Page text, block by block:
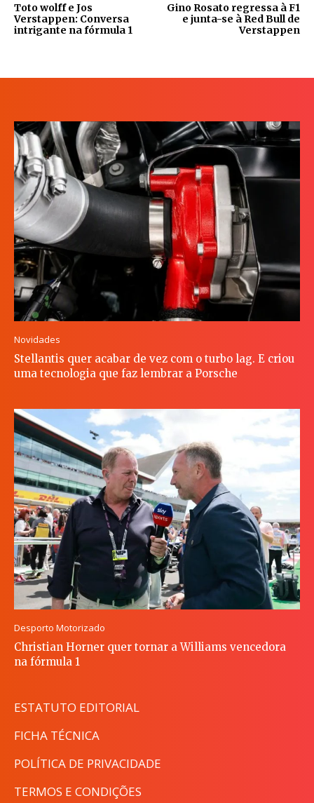
Toto wolff e Jos
Verstappen: Conversa
intrigante na fórmula 1
Gino Rosato regressa à F1
e junta-se à Red Bull de
Verstappen
Novidades
Stellantis quer acabar de vez com o turbo lag. E criou
uma tecnologia que faz lembrar a Porsche
Desporto Motorizado
Christian Horner quer tornar a Williams vencedora
na fórmula 1
ESTATUTO EDITORIAL
FICHA TÉCNICA
POLÍTICA DE PRIVACIDADE
TERMOS E CONDIÇÕES